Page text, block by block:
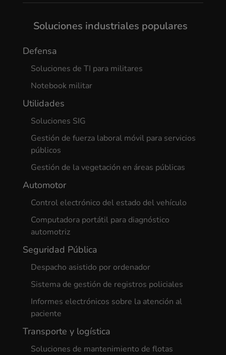
Soluciones industriales populares
Defensa
Soluciones de TI para militares
Notebook militar
Utilidades
Soluciones SIG
Gestión de fuerza laboral móvil para servicios
públicos
Gestión de la vegetación en áreas públicas
Automotor
Control electrónico del estado del vehículo
Computadora portátil para diagnóstico
automotriz
Seguridad Pública
Despacho asistido por ordenador
Sistema de gestión de registros policiales
Informes electrónicos sobre la atención al
paciente
Transporte y logística
Soluciones de mantenimiento de flotas